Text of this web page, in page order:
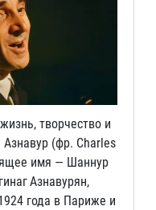
творчество и
(фр. Charles
имя — Шаннур
Азнавурян,
года в Париже и